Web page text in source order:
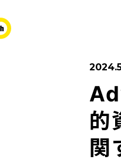
採
的
関